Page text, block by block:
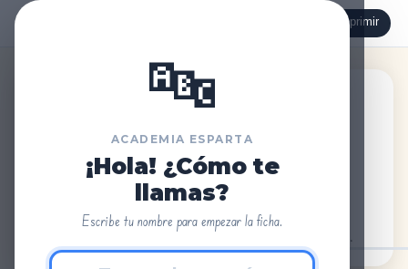
🔤
ACADEMIA ESPARTA
¡Hola! ¿Cómo te
llamas?
Escribe tu nombre para empezar la ficha.
🖨 Imprimir
Academia Esparta
G g